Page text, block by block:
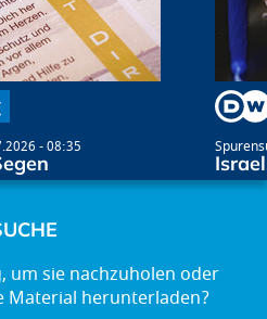
- 08:35